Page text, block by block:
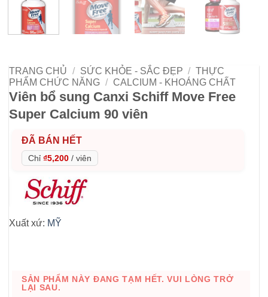
TRANG CHỦ / SỨC KHỎE - SẮC ĐẸP / THỰC
PHẨM CHỨC NĂNG / CALCIUM - KHOÁNG CHẤT
Viên bổ sung Canxi Schiff Move Free
Super Calcium 90 viên
ĐÃ BÁN HẾT
Chỉ ₫5,200 / viên
Xuất xứ: MỸ
SẢN PHẨM NÀY ĐANG TẠM HẾT. VUI LÒNG TRỞ
LẠI SAU.